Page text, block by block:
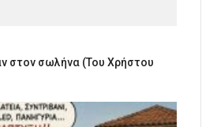
στον σωλήνα (Του Χρήστου